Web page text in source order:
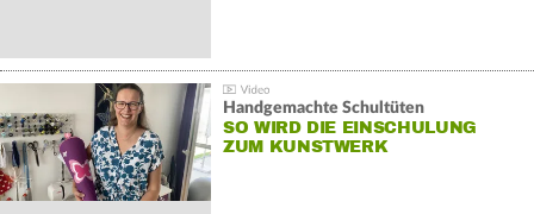
Handgemachte Schultüten
SO WIRD DIE EINSCHULUNG
ZUM KUNSTWERK